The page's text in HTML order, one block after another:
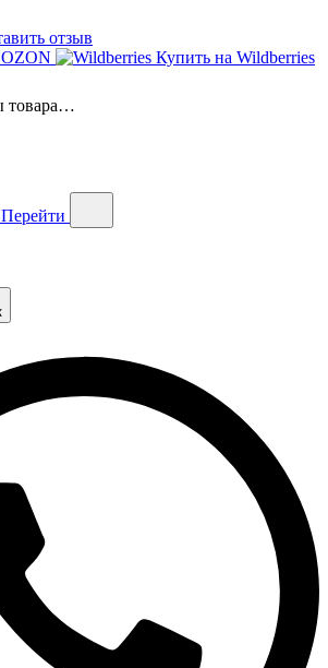
отзыв
Купить на Wildberries
товара…
Перейти